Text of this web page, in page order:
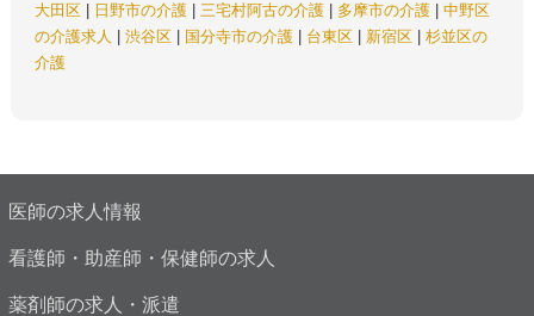
大田区
日野市の介護 三宅村阿古の介護 多摩市の介護
中野区
の介護求人
渋谷区 国分寺市の介護 台東区 新宿区
杉並区の
介護
医師の求人情報
看護師・助産師・保健師の求人
薬剤師の求人・派遣